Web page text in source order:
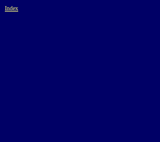
Index